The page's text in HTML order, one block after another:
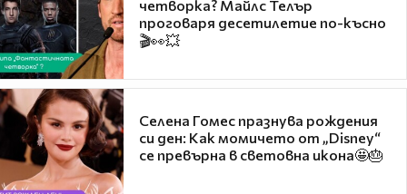
четворка? Майлс Телър
проговаря десетилетие по-късно
🎬👀💥
Селена Гомес празнува рождения
си ден: Как момичето от „Disney“
се превърна в световна икона🤩🎂